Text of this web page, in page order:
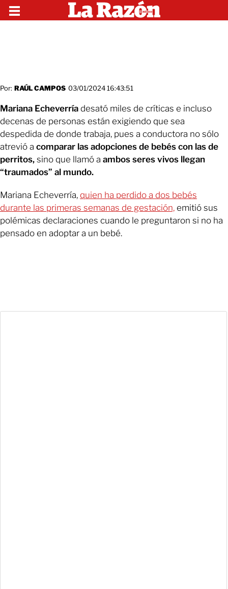
Por: RAÚL CAMPOS 03/01/2024 16:43:51
Mariana Echeverría desató miles de críticas e incluso
decenas de personas están exigiendo que sea
despedida de donde trabaja, pues a conductora no sólo
atrevió a comparar las adopciones de bebés con las de
perritos, sino que llamó a ambos seres vivos llegan
“traumados” al mundo.
Mariana Echeverría, quien ha perdido a dos bebés
durante las primeras semanas de gestación, emitió sus
polémicas declaraciones cuando le preguntaron si no ha
pensado en adoptar a un bebé.